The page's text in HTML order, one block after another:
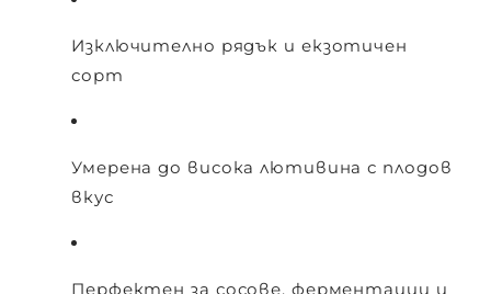
Изключително рядък и екзотичен
сорт
Умерена до висока лютивина с плодов
вкус
Перфектен за сосове, ферментации и